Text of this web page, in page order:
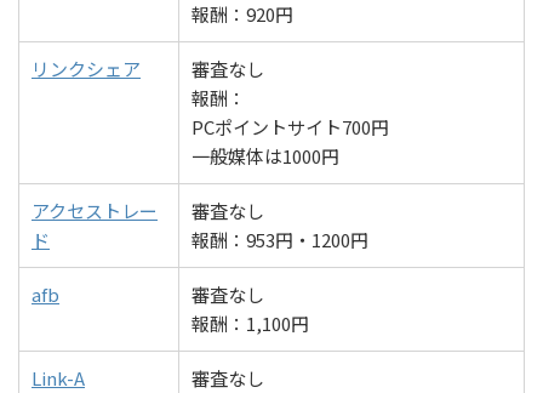
報酬：920円
リンクシェア
審査なし
報酬：
PCポイントサイト700円
一般媒体は1000円
アクセストレー
ド
審査なし
報酬：953円・1200円
afb
審査なし
報酬：1,100円
Link-A
審査なし